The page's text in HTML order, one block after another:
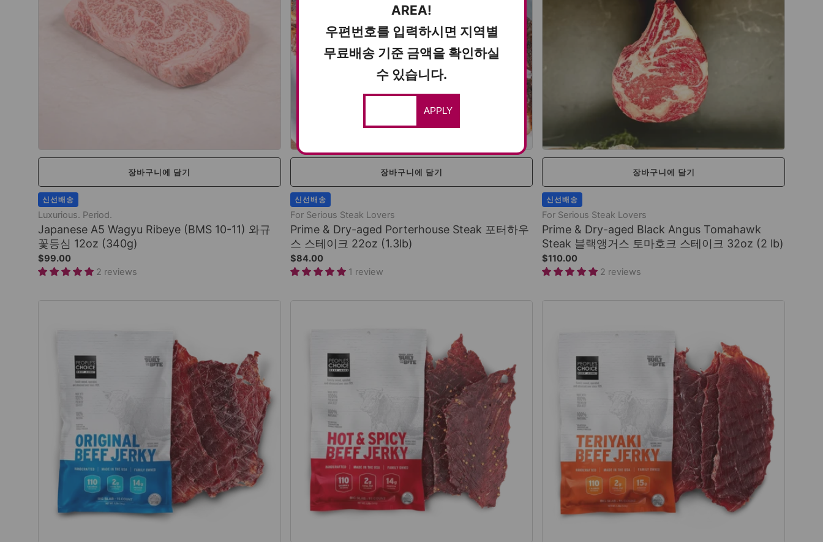
장바구니에 담기
신선배송
Luxurious. Period.
Japanese A5 Wagyu Ribeye (BMS 10-11) 와규
꽃등심 12oz (340g)
$99.00
2 reviews
장바구니에 담기
신선배송
For Serious Steak Lovers
Prime & Dry-aged Porterhouse Steak 포터하우
스 스테이크 22oz (1.3lb)
$84.00
1 review
장바구니에 담기
신선배송
For Serious Steak Lovers
Prime & Dry-aged Black Angus Tomahawk
Steak 블랙앵거스 토마호크 스테이크 32oz (2 lb)
$110.00
2 reviews
AREA!
우편번호를 입력하시면 지역별
무료배송 기준 금액을 확인하실
수 있습니다.
APPLY